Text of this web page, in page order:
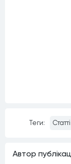
Теги: Статті
Автор